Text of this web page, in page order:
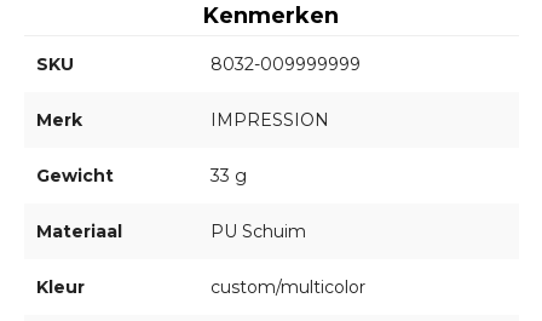
Kenmerken
SKU 8032-009999999
Merk IMPRESSION
Gewicht 33 g
Materiaal PU Schuim
Kleur custom/multicolor